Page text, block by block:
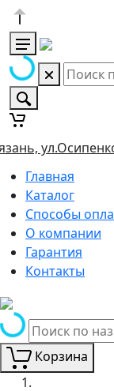
Главная
Каталог
Способы
О компании
Гарантия
Контакты
Корзина